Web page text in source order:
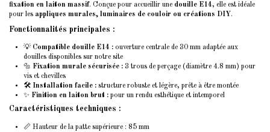
fixation en laiton massif. Conçue pour accueillir une douille E14, elle est idéale
pour les appliques murales, luminaires de couloir ou créations DIY .
Fonctionnalités principales :
💡 Compatible douille E14 : ouverture centrale de 30 mm adaptée aux
douilles disponibles sur notre site
🔩 Fixation murale sécurisée : 3 trous de perçage (diamètre 4.8 mm) pour
vis et chevilles
🛠️ Installation facile : structure robuste et légère, prête à être montée
✨ Finition en laiton brut : pour un rendu esthétique et intemporel
Caractéristiques techniques :
📏 Hauteur de la patte supérieure : 85 mm